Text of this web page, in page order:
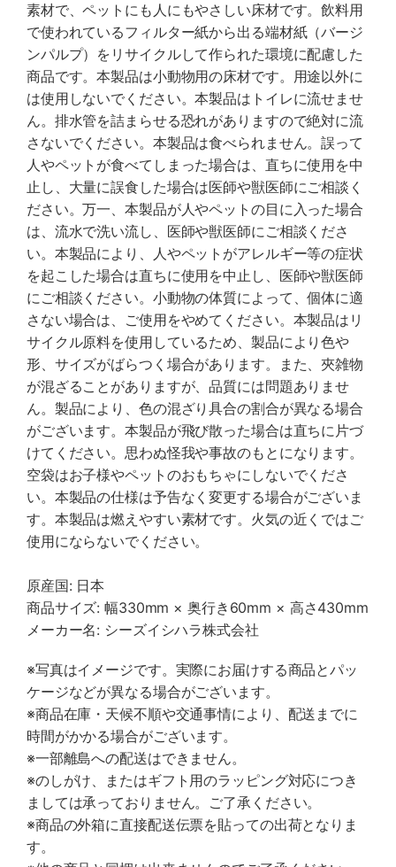
素材で、ペットにも人にもやさしい床材です。飲料用
で使われているフィルター紙から出る端材紙（バージ
ンパルプ）をリサイクルして作られた環境に配慮した
商品です。本製品は小動物用の床材です。用途以外に
は使用しないでください。本製品はトイレに流せませ
ん。排水管を詰まらせる恐れがありますので絶対に流
さないでください。本製品は食べられません。誤って
人やペットが食べてしまった場合は、直ちに使用を中
止し、大量に誤食した場合は医師や獣医師にご相談く
ださい。万一、本製品が人やペットの目に入った場合
は、流水で洗い流し、医師や獣医師にご相談くださ
い。本製品により、人やペットがアレルギー等の症状
を起こした場合は直ちに使用を中止し、医師や獣医師
にご相談ください。小動物の体質によって、個体に適
さない場合は、ご使用をやめてください。本製品はリ
サイクル原料を使用しているため、製品により色や
形、サイズがばらつく場合があります。また、夾雑物
が混ざることがありますが、品質には問題ありませ
ん。製品により、色の混ざり具合の割合が異なる場合
がございます。本製品が飛び散った場合は直ちに片づ
けてください。思わぬ怪我や事故のもとになります。
空袋はお子様やペットのおもちゃにしないでくださ
い。本製品の仕様は予告なく変更する場合がございま
す。本製品は燃えやすい素材です。火気の近くではご
使用にならないでください。
原産国: 日本
商品サイズ: 幅330mm × 奥行き60mm × 高さ430mm
メーカー名: シーズイシハラ株式会社
※写真はイメージです。実際にお届けする商品とパッ
ケージなどが異なる場合がございます。
※商品在庫・天候不順や交通事情により、配送までに
時間がかかる場合がございます。
※一部離島への配送はできません。
※のしがけ、またはギフト用のラッピング対応につき
ましては承っておりません。ご了承ください。
※商品の外箱に直接配送伝票を貼っての出荷となりま
す。